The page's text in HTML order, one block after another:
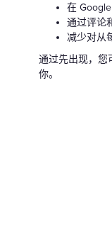
在
通过评论
减少对从
通过先出现，您
你。